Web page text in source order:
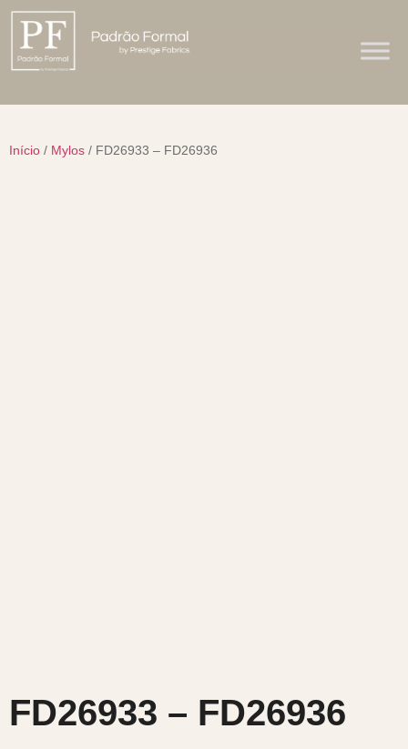
Início / Mylos / FD26933 – FD26936
FD26933 – FD26936